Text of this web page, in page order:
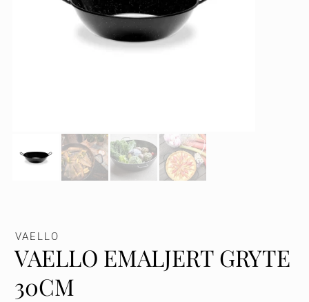
VAELLO
VAELLO EMALJERT GRYTE
30CM